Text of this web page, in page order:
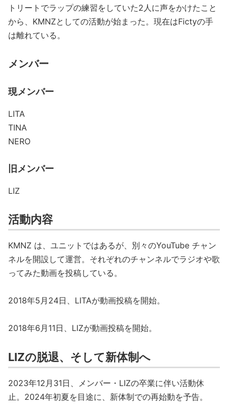
トリートでラップの練習をしていた2人に声をかけたこと
から、KMNZとしての活動が始まった。現在はFictyの手
は離れている。
メンバー
現メンバー
LITA
TINA
NERO
旧メンバー
LIZ
活動内容
KMNZ は、ユニットではあるが、別々のYouTube チャン
ネルを開設して運営。それぞれのチャンネルでラジオや歌
ってみた動画を投稿している。
2018年5月24日、LITAが動画投稿を開始。
2018年6月11日、LIZが動画投稿を開始。
LIZの脱退、そして新体制へ
2023年12月31日、メンバー・LIZの卒業に伴い活動休
止。2024年初夏を目途に、新体制での再始動を予告。